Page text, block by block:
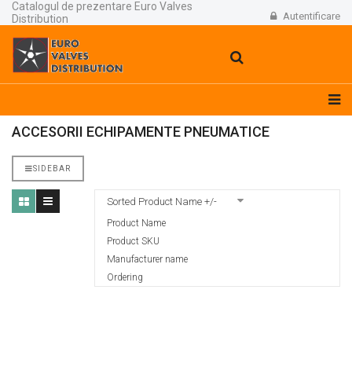
Catalogul de prezentare Euro Valves
Distribution
Autentificare
ACCESORII ECHIPAMENTE PNEUMATICE
SIDEBAR
Sorted Product Name +/-
Product Name
Product SKU
Manufacturer name
Ordering